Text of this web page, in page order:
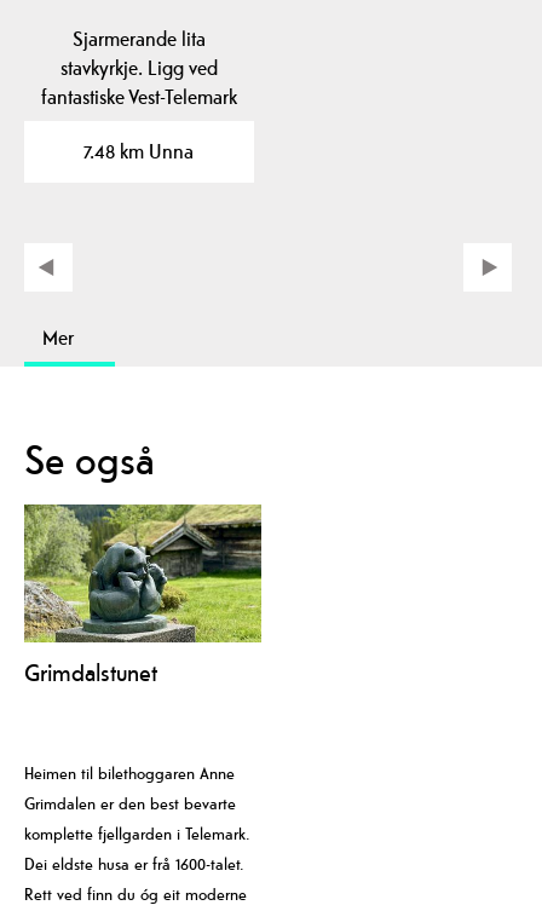
Sjarmerande lita
stavkyrkje. Ligg ved
fantastiske Vest-Telemark
Omvising…
7.48 km Unna
Mer
Se også
Grimdalstunet
Heimen til bilethoggaren Anne
Grimdalen er den best bevarte
komplette fjellgarden i Telemark.
Dei eldste husa er frå 1600-talet.
Rett ved finn du óg eit moderne